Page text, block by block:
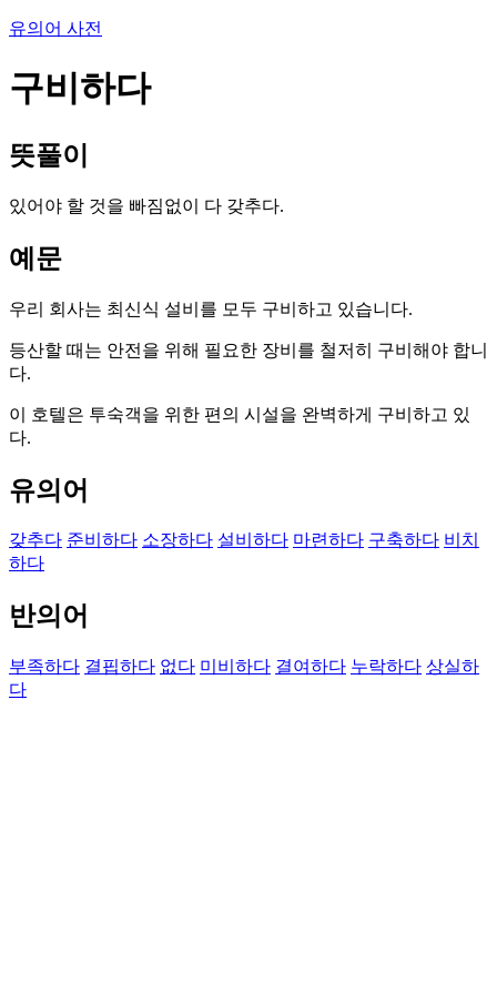
유의어 사전
구비하다
뜻풀이
있어야 할 것을 빠짐없이 다 갖추다.
예문
우리 회사는 최신식 설비를 모두 구비하고 있습니다.
등산할 때는 안전을 위해 필요한 장비를 철저히 구비해야 합니
다.
이 호텔은 투숙객을 위한 편의 시설을 완벽하게 구비하고 있
다.
유의어
갖추다 준비하다 소장하다 설비하다 마련하다 구축하다 비치
하다
반의어
부족하다 결핍하다 없다 미비하다 결여하다 누락하다 상실하
다